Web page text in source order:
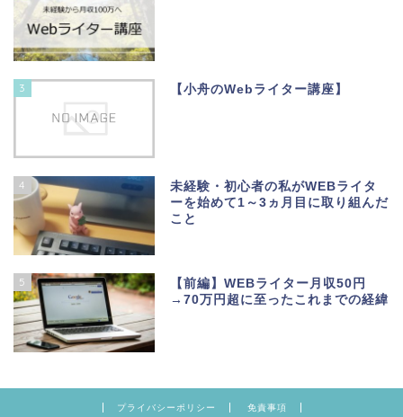
3 【小舟のWebライター講座】
4
未経験・初心者の私がWEBライタ
ーを始めて1～3ヵ月目に取り組んだ
こと
5
【前編】WEBライター月収50円
→70万円超に至ったこれまでの経緯
プライバシーポリシー 免責事項